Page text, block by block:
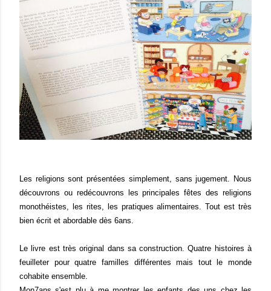
Les religions sont présentées simplement, sans jugement. Nous
découvrons ou redécouvrons les principales fêtes des religions
monothéistes, les rites, les pratiques alimentaires. Tout est très
bien écrit et abordable dès 6ans.
Le livre est très original dans sa construction. Quatre histoires à
feuilleter pour quatre familles différentes mais tout le monde
cohabite ensemble.